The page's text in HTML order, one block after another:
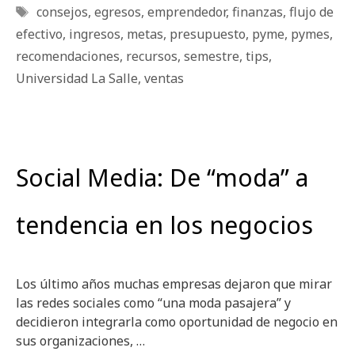
Etiquetas
consejos, egresos, emprendedor, finanzas, flujo de
efectivo, ingresos, metas, presupuesto, pyme, pymes,
recomendaciones, recursos, semestre, tips,
Universidad La Salle, ventas
Social Media: De “moda” a
tendencia en los negocios
Los último años muchas empresas dejaron que mirar
las redes sociales como “una moda pasajera” y
decidieron integrarla como oportunidad de negocio en
sus organizaciones, …